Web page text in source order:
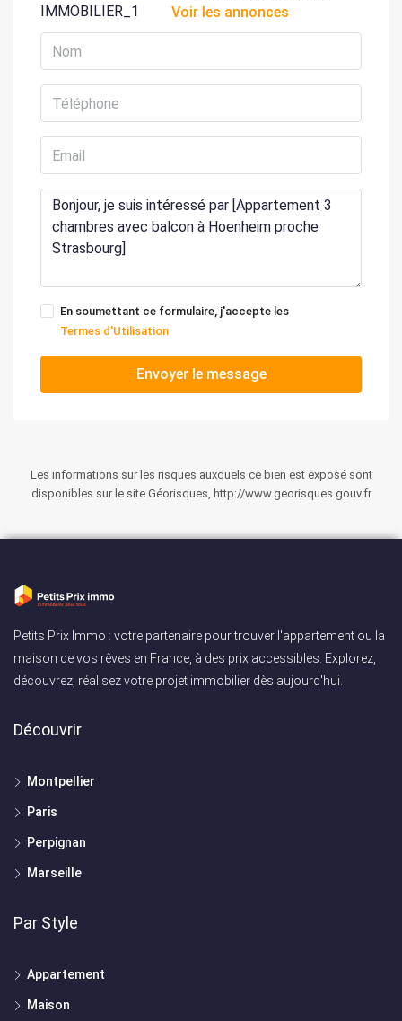
Voir les annonces
En soumettant ce formulaire, j'accepte les
Termes d'Utilisation
Envoyer le message
Les informations sur les risques auxquels ce bien est exposé sont
disponibles sur le site Géorisques, http://www.georisques.gouv.fr
Petits Prix Immo : votre partenaire pour trouver l'appartement ou la
maison de vos rêves en France, à des prix accessibles. Explorez,
découvrez, réalisez votre projet immobilier dès aujourd'hui.
Découvrir
Montpellier
Paris
Perpignan
Marseille
Par Style
Appartement
Maison